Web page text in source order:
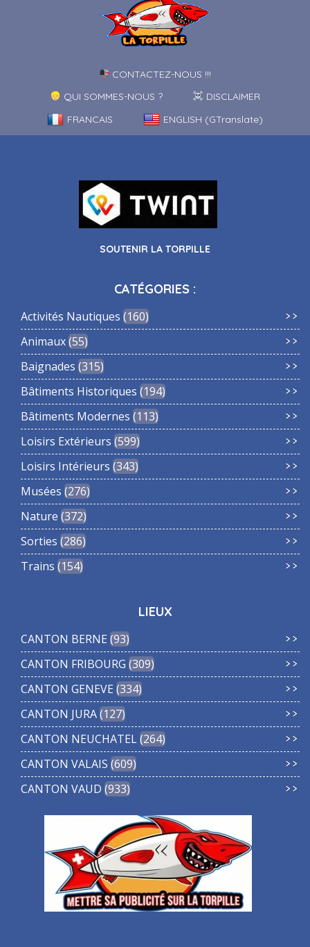
CONTACTEZ-NOUS !!!
QUI SOMMES-NOUS ?
DISCLAIMER
FRANCAIS
ENGLISH (GTranslate)
SOUTENIR LA TORPILLE
CATÉGORIES :
Activités Nautiques 160
Animaux 55
Baignades 315
Bâtiments Historiques 194
Bâtiments Modernes 113
Loisirs Extérieurs 599
Loisirs Intérieurs 343
Musées 276
Nature 372
Sorties 286
Trains 154
LIEUX
CANTON BERNE 93
CANTON FRIBOURG 309
CANTON GENEVE 334
CANTON JURA 127
CANTON NEUCHATEL 264
CANTON VALAIS 609
CANTON VAUD 933